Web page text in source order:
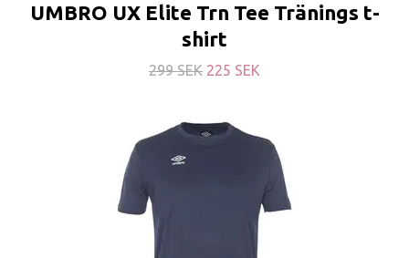
UMBRO UX Elite Trn Tee Tränings t-
shirt
299 SEK 225 SEK